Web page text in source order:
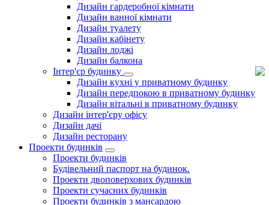
Дизайн гардеробної кімнати
Дизайн ванної кімнати
Дизайн туалету
Дизайн кабінету
Дизайн лоджі
Дизайн балкона
Інтер'єр будинку
Дизайн кухні у приватному будинку
Дизайн передпокою в приватному будинку
Дизайн вітальні в приватному будинку
Дизайн інтер'єру офісу
Дизайн дачі
Дизайн ресторану
Проекти будинків
Проекти будинків
Будівельний паспорт на будинок.
Проекти двоповерхових будинків
Проекти сучасних будинків
Проекти будинків з мансардою